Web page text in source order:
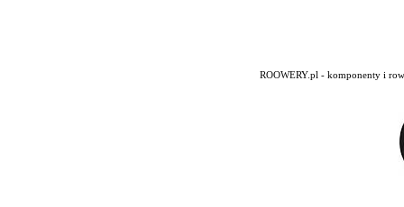
ROOWERY.pl - komponenty i